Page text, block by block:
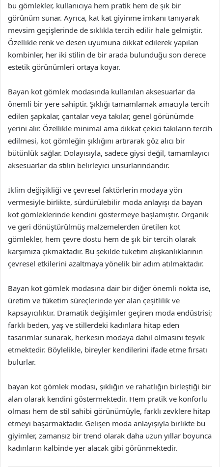
bu gömlekler, kullanıcıya hem pratik hem de şık bir
görünüm sunar. Ayrıca, kat kat giyinme imkanı tanıyarak
mevsim geçişlerinde de sıklıkla tercih edilir hale gelmiştir.
Özellikle renk ve desen uyumuna dikkat edilerek yapılan
kombinler, her iki stilin de bir arada bulunduğu son derece
estetik görünümleri ortaya koyar.
Bayan kot gömlek modasında kullanılan aksesuarlar da
önemli bir yere sahiptir. Şıklığı tamamlamak amacıyla tercih
edilen şapkalar, çantalar veya takılar, genel görünümde
yerini alır. Özellikle minimal ama dikkat çekici takıların tercih
edilmesi, kot gömleğin şıklığını artırarak göz alıcı bir
bütünlük sağlar. Dolayısıyla, sadece giysi değil, tamamlayıcı
aksesuarlar da stilin belirleyici unsurlarındandır.
İklim değişikliği ve çevresel faktörlerin modaya yön
vermesiyle birlikte, sürdürülebilir moda anlayışı da bayan
kot gömleklerinde kendini göstermeye başlamıştır. Organik
ve geri dönüştürülmüş malzemelerden üretilen kot
gömlekler, hem çevre dostu hem de şık bir tercih olarak
karşımıza çıkmaktadır. Bu şekilde tüketim alışkanlıklarının
çevresel etkilerini azaltmaya yönelik bir adım atılmaktadır.
Bayan kot gömlek modasına dair bir diğer önemli nokta ise,
üretim ve tüketim süreçlerinde yer alan çeşitlilik ve
kapsayıcılıktır. Dramatik değişimler geçiren moda endüstrisi;
farklı beden, yaş ve stillerdeki kadınlara hitap eden
tasarımlar sunarak, herkesin modaya dahil olmasını teşvik
etmektedir. Böylelikle, bireyler kendilerini ifade etme fırsatı
bulurlar.
bayan kot gömlek modası, şıklığın ve rahatlığın birleştiği bir
alan olarak kendini göstermektedir. Hem pratik ve konforlu
olması hem de stil sahibi görünümüyle, farklı zevklere hitap
etmeyi başarmaktadır. Gelişen moda anlayışıyla birlikte bu
giyimler, zamansız bir trend olarak daha uzun yıllar boyunca
kadınların kalbinde yer alacak gibi görünmektedir.